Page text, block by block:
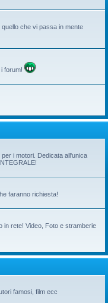
che vi passa in mente
forum!
i motori. Dedicata all'unica
faranno richiesta!
in rete! Video, Foto e stramberie
famosi, film ecc